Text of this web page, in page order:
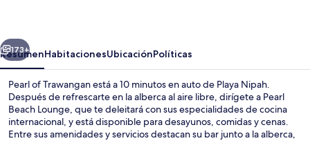
Siguiente
173+
ResumenHabitacionesUbicaciónPolíticas
Pearl of Trawangan está a 10 minutos en auto de Playa Nipah.
Después de refrescarte en la alberca al aire libre, dirígete a Pearl
Beach Lounge, que te deleitará con sus especialidades de cocina
internacional, y está disponible para desayunos, comidas y cenas.
Entre sus amenidades y servicios destacan su bar junto a la alberca,